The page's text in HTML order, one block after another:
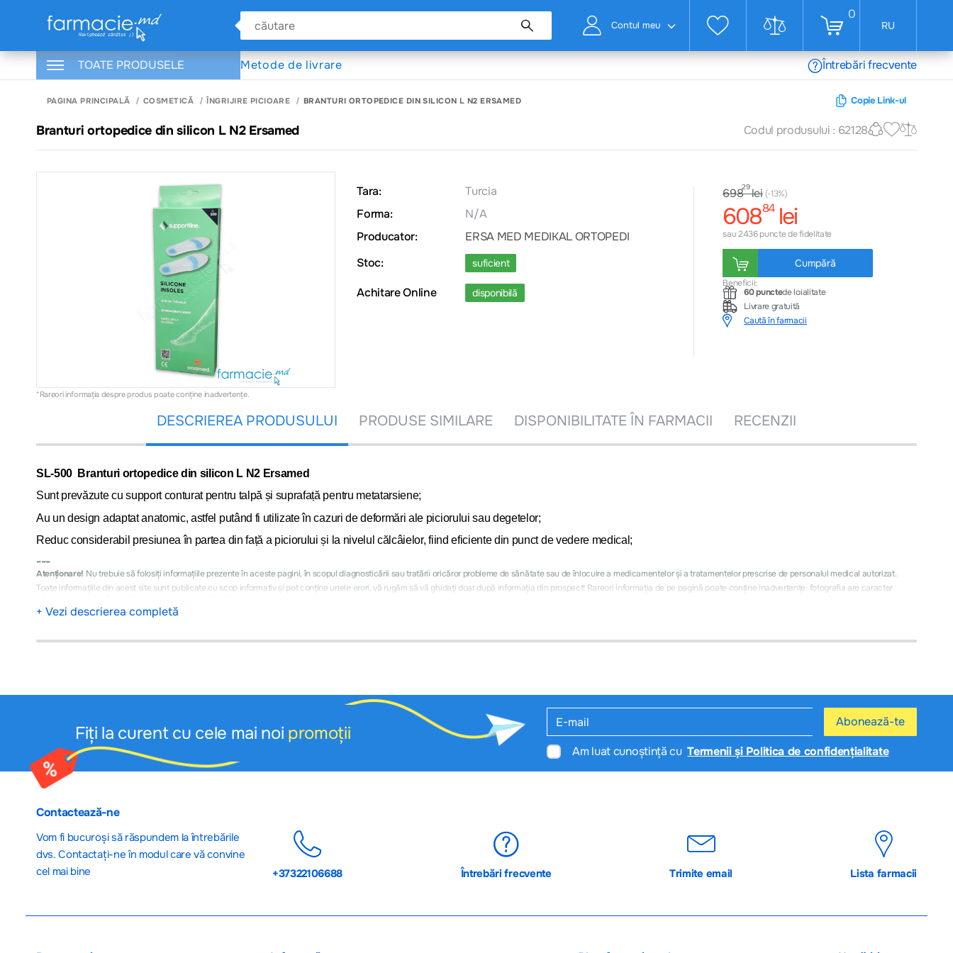
Contul meu
0
RU
TOATE PRODUSELE Metode de livrare Întrebări frecvente
PAGINA PRINCIPALĂ COSMETICĂ ÎNGRIJIRE PICIOARE BRANTURI ORTOPEDICE DIN SILICON L N2 ERSAMED Copie Link-ul
Branturi ortopedice din silicon L N2 Ersamed Codul produsului : 62128
*Rareori informația despre produs poate conţine inadvertenţe.
Tara:
Turcia
Forma:
N/A
Producator:
ERSA MED MEDIKAL ORTOPEDI
Stoc:
suficient
Achitare Online disponibilă
69829lei (-13%)
60884 lei
sau 2436 puncte de fidelitate
Cumpără
Beneficii:
60 punctede loialitate
Livrare gratuită
Caută în farmacii
DESCRIEREA PRODUSULUI PRODUSE SIMILARE DISPONIBILITATE ÎN FARMACII RECENZII
SL-500 Branturi ortopedice din silicon L N2 Ersamed
Sunt prevăzute cu support conturat pentru talpă și suprafață pentru metatarsiene;
Au un design adaptat anatomic, astfel putând fi utilizate în cazuri de deformări ale piciorului sau degetelor;
Reduc considerabil presiunea în partea din față a piciorului și la nivelul călcâielor, fiind eficiente din punct de vedere medical;
---
Atenționare! Nu trebuie să folosiți informațiile prezente în aceste pagini, în scopul diagnosticării sau tratării oricăror probleme de sănătate sau de înlocuire a medicamentelor și a tratamentelor prescrise de personalul medical autorizat.
Toate informațiile din acest site sunt publicate cu scop informativ și pot conține unele erori, vă rugăm să vă ghidați doar după informația din prospect! Rareori informația de pe pagină poate conţine inadvertenţe: fotografia are caracter
---
+ Vezi descrierea completă
Fiți la curent cu cele mai noi promoții
Am luat cunoștință cu Termenii și Politica de confidențialitate
Abonează-te
Contactează-ne
Vom fi bucuroși să răspundem la întrebările
dvs. Contactați-ne în modul care vă convine
cel mai bine
+37322106688 Întrebări frecvente Trimite email Lista farmacii